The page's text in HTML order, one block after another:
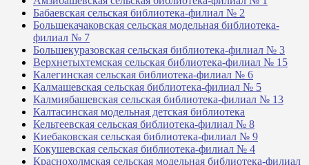
Бабаевская сельская библиотека-филиал № 2
Большекачаковская сельская модельная библиотека-
филиал № 7
Большекуразовская сельская библиотека-филиал № 3
Верхнетыхтемская сельская библиотека-филиал № 15
Калегинская сельская библиотека-филиал № 6
Калмашевская сельская библиотека-филиал № 5
Калмиябашевская сельская библиотека-филиал № 13
Калтасинская модельная детская библиотека
Кельтеевская сельская библиотека-филиал № 8
Киебаковская сельская библиотека-филиал № 9
Кокушевская сельская библиотека-филиал № 4
Краснохолмская сельская модельная библиотека-филиал